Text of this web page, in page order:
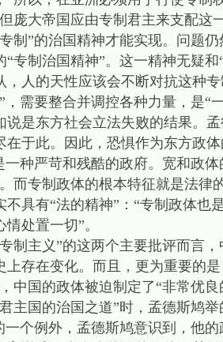
庞大帝国应由专制君主来支配这
制”的治国精神才能实现。问题
专制治国精神”。这一精神无疑
，人的天性应该会不断对抗这种
，需要整合并调控各种力量，是
说是东方社会立法失败的结果。
在于此。因此，恐惧作为东方政
一种严苛和残酷的政府。宽和政
而专制政体的根本特征就是法
不具有“法的精神”：“专制政体
处置一切”。
制主义”的这两个主要批评而言
上存在变化。而且，更为重要的
中国的政体被迫制定了“非常优
主国的治国之道”时，孟德斯鸠
一个例外，孟德斯鸠意识到，他